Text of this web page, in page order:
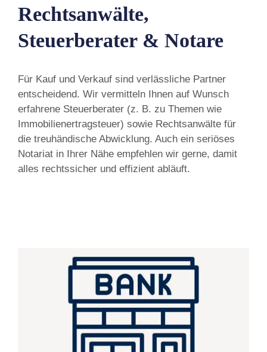
Rechtsanwälte,
Steuerberater & Notare
Für Kauf und Verkauf sind verlässliche Partner
entscheidend. Wir vermitteln Ihnen auf Wunsch
erfahrene Steuerberater (z. B. zu Themen wie
Immobilienertragsteuer) sowie Rechtsanwälte für
die treuhändische Abwicklung. Auch ein seriöses
Notariat in Ihrer Nähe empfehlen wir gerne, damit
alles rechtssicher und effizient abläuft.